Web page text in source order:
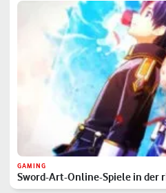
GAMING
Sword-Art-Online-Spiele in der